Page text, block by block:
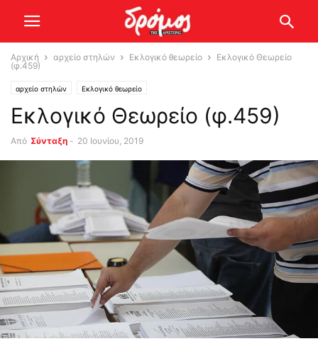
Αρχική αρχείο στηλών Εκλογικό θεωρείο
Εκλογικό Θεωρείο
(φ.459)
αρχείο στηλών Εκλογικό θεωρείο
Εκλογικό Θεωρείο (φ.459)
Από Σύνταξη - 20 Ιουνίου, 2019